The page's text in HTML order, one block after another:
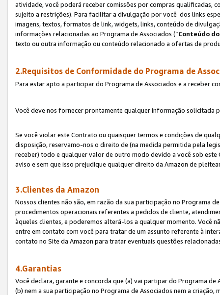
atividade, você poderá receber comissões por compras qualificadas,
sujeito a restrições). Para facilitar a divulgação por você dos links
imagens, textos, formatos de link, widgets, links, conteúdo de
informações relacionadas ao Programa de Associados (“Conteúdo
texto ou outra informação ou conteúdo relacionado a ofertas de
2.Requisitos de Conformidade do Programa de
Para estar apto a participar do Programa de Associados e a receber
Você deve nos fornecer prontamente qualquer informação solicitada
Se você violar este Contrato ou quaisquer termos e condições de
disposição, reservamo-nos o direito de (na medida permitida pela
receber) todo e qualquer valor de outro modo devido a você sob
aviso e sem que isso prejudique qualquer direito da Amazon de
3.Clientes da Amazon
Nossos clientes não são, em razão da sua participação no Programa
procedimentos operacionais referentes a pedidos de cliente,
àqueles clientes, e poderemos alterá-los a qualquer momento. Você
entre em contato com você para tratar de um assunto referente à
contato no Site da Amazon para tratar eventuais questões
4.Garantias
Você declara, garante e concorda que (a) vai partipar do Programa
(b) nem a sua participação no Programa de Associados nem a